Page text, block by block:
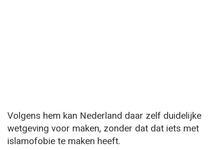
Volgens hem kan Nederland daar zelf duidelijke
wetgeving voor maken, zonder dat dat iets met
islamofobie te maken heeft.